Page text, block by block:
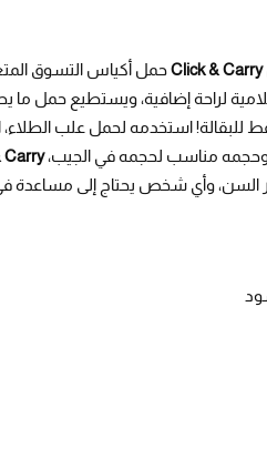
Click & Carryحمل أكياس التسوق
ويستطيع حمل ما يصل إلى 100 رطل ويوزع الوزن بالتساوي لتجربة
للبقالة! استخدمه لحمل علب الطلاء،
مناسب لحجمه في الجيب،Carry
السن، وأي شخص يحتاج إلى